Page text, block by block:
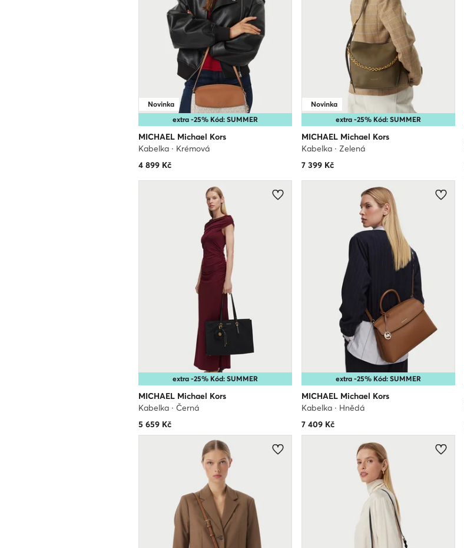
extra -25% Kód: SUMMER
Novinka
MICHAEL Michael Kors
Kabelka · Krémová
4 899Kč
extra -25% Kód: SUMMER
Novinka
MICHAEL Michael Kors
Kabelka · Zelená
7 399Kč
extra -25% Kód: SUMMER
MICHAEL Michael Kors
Kabelka · Černá
5 659Kč
extra -25% Kód: SUMMER
MICHAEL Michael Kors
Kabelka · Hnědá
7 409Kč